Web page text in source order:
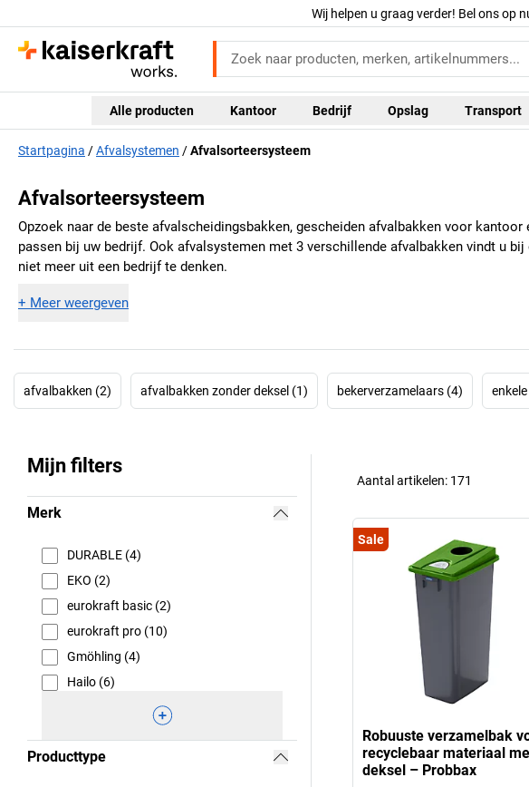
Wij helpen u graag verder! Bel ons op
Alle producten Kantoor Bedrijf Opslag Transport
Startpagina Afvalsystemen Afvalsorteersysteem
Afvalsorteersysteem
Opzoek naar de beste afvalscheidingsbakken, gescheiden afvalbakken voor
passen bij uw bedrijf. Ook afvalsystemen met 3 verschillende afvalbakken vindt u
niet meer uit een bedrijf te denken.
+ Meer weergeven
afvalbakken (2) afvalbakken zonder deksel (1) bekerverzamelaars (4)
Mijn filters
Merk
DURABLE (4)
EKO (2)
eurokraft basic (2)
eurokraft pro (10)
Gmöhling (4)
Hailo (6)
Producttype
Aantal artikelen: 171
Sale
Robuuste verzamelbak
recyclebaar materiaal
deksel – Probbax